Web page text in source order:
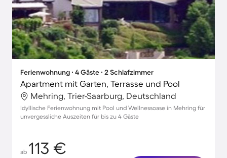
Ferienwohnung ∙ 4 Gäste ∙ 2 Schlafzimmer
Apartment mit Garten, Terrasse und Pool
Mehring, Trier-Saarburg, Deutschland
Idyllische Ferienwohnung mit Pool und Wellnessoase in Mehring für
unvergessliche Auszeiten für bis zu 4 Gäste
ab 113 €